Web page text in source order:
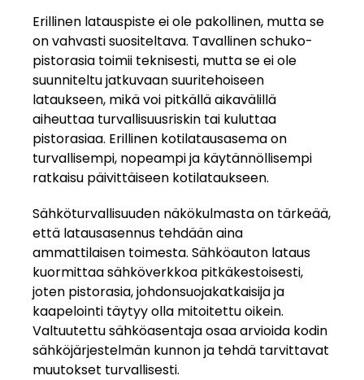
Erillinen latauspiste ei ole pakollinen, mutta se
on vahvasti suositeltava. Tavallinen schuko-
pistorasia toimii teknisesti, mutta se ei ole
suunniteltu jatkuvaan suuritehoiseen
lataukseen, mikä voi pitkällä aikavälillä
aiheuttaa turvallisuusriskin tai kuluttaa
pistorasiaa. Erillinen kotilatausasema on
turvallisempi, nopeampi ja käytännöllisempi
ratkaisu päivittäiseen kotilataukseen.
Sähköturvallisuuden näkökulmasta on tärkeää,
että latausasennus tehdään aina
ammattilaisen toimesta. Sähköauton lataus
kuormittaa sähköverkkoa pitkäkestoisesti,
joten pistorasia, johdonsuojakatkaisija ja
kaapelointi täytyy olla mitoitettu oikein.
Valtuutettu sähköasentaja osaa arvioida kodin
sähköjärjestelmän kunnon ja tehdä tarvittavat
muutokset turvallisesti.